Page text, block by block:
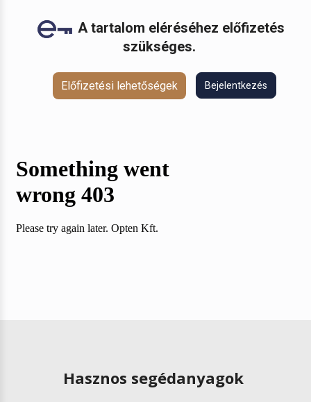
A tartalom eléréséhez előfizetés
szükséges.
Előfizetési lehetőségek Bejelentkezés
Hasznos segédanyagok